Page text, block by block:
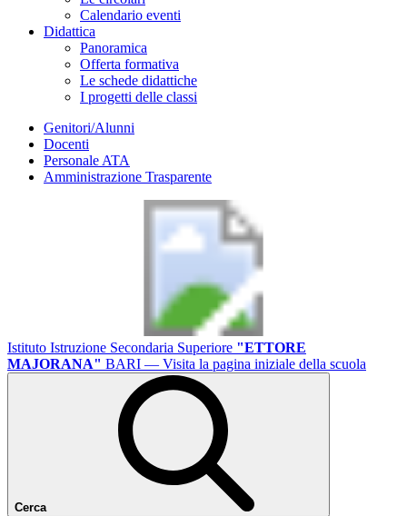
Calendario eventi
Didattica
Panoramica
Offerta formativa
Le schede didattiche
I progetti delle classi
Genitori/Alunni
Docenti
Personale ATA
Amministrazione Trasparente
Istituto Istruzione Secondaria Superiore "ETTORE
MAJORANA" BARI — Visita la pagina iniziale della scuola
Cerca